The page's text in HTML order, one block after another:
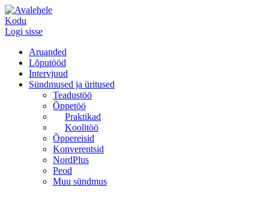
Kodu
Logi sisse
Aruanded
Lõputööd
Intervjuud
Sündmused ja üritused
Teadustöö
Õppetöö
Praktikad
Koolitöö
Õppereisid
Konverentsid
NordPlus
Peod
Muu sündmus